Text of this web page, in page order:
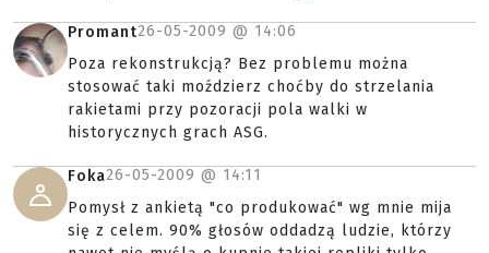
Promant26-05-2009 @ 14:06
Poza rekonstrukcją? Bez problemu można
stosować taki moździerz choćby do strzelania
rakietami przy pozoracji pola walki w
historycznych grach ASG.
Foka26-05-2009 @ 14:11
Pomysł z ankietą "co produkować" wg mnie mija
się z celem. 90% głosów oddadzą ludzie, którzy